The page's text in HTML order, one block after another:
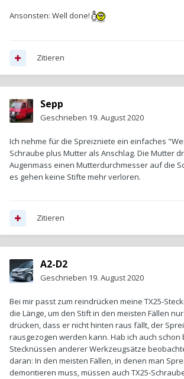
Ansonsten: Well done!
Zitieren
Sepp
Geschrieben 19. August 2020
Ich nehme für die Spreizniete ein einfaches
Schraube plus Mutter als Anschlag. Die Mutter
Augenmass einen Mutterdurchmesser auf die
es gehen keine Stifte mehr verloren.
Zitieren
A2-D2
Geschrieben 19. August 2020
Bei mir passt zum reindrücken meine TX25-
die Länge, um den Stift in den meisten Fällen
drücken, dass er nicht hinten raus fällt, der
rausgezogen werden kann. Hab ich auch schon
Stecknüssen anderer Werkzeugsätze
daran: In den meisten Fällen, in denen man
demontieren muss, müssen auch TX25-